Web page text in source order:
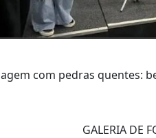
com pedras
GALERIA DE